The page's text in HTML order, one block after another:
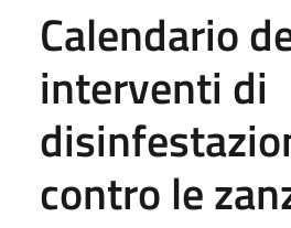
Calendario
interventi di
contro le